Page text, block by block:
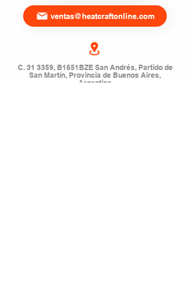
ventas@heatcraftonline.com
C. 31 3359, B1651BZE San Andrés, Partido de
San Martín, Provincia de Buenos Aires,
Argentina